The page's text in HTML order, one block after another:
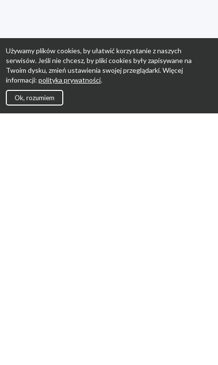
Używamy plików cookies, by ułatwić korzystanie z naszych
serwisów. Jeśli nie chcesz, by pliki cookies były zapisywane na
Twoim dysku, zmień ustawienia swojej przeglądarki. Więcej
informacji: polityka prywatności.
Ok, rozumiem